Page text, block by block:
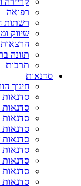
רפואה
רשתות
שיווק
תזונה
תרבות
סדנאות
חינוך
סדנאות
סדנאות
סדנאות
סדנאות
סדנאות
סדנאות
סדנאות
סדנאות